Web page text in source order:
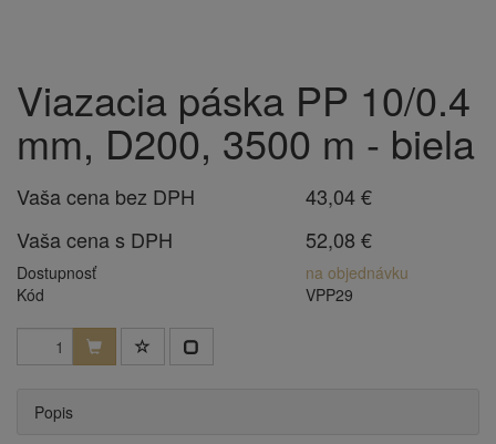
Viazacia páska PP 10/0.4
mm, D200, 3500 m - biela
Vaša cena bez DPH
43,04 €
Vaša cena s DPH
52,08 €
Dostupnosť
na objednávku
Kód
VPP29
Popis